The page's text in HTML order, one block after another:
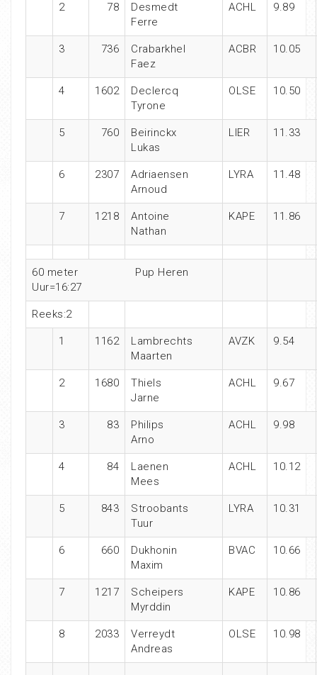
2 78
Desmedt
Ferre
ACHL 9.89
3 736
Crabarkhel
Faez
ACBR 10.05
4 1602
Declercq
Tyrone
OLSE 10.50
5 760
Beirinckx
Lukas
LIER 11.33
6 2307
Adriaensen
Arnoud
LYRA 11.48
7 1218
Antoine
Nathan
KAPE 11.86
60 meter
Pup Heren
Uur=16:27
Reeks:2
1 1162
Lambrechts
Maarten
AVZK 9.54
2 1680
Thiels
Jarne
ACHL 9.67
3 83
Philips
Arno
ACHL 9.98
4 84
Laenen
Mees
ACHL 10.12
5 843
Stroobants
Tuur
LYRA 10.31
6 660
Dukhonin
Maxim
BVAC 10.66
7 1217
Scheipers
Myrddin
KAPE 10.86
8 2033
Verreydt
Andreas
OLSE 10.98